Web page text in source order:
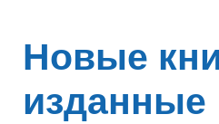
Новые
изданные